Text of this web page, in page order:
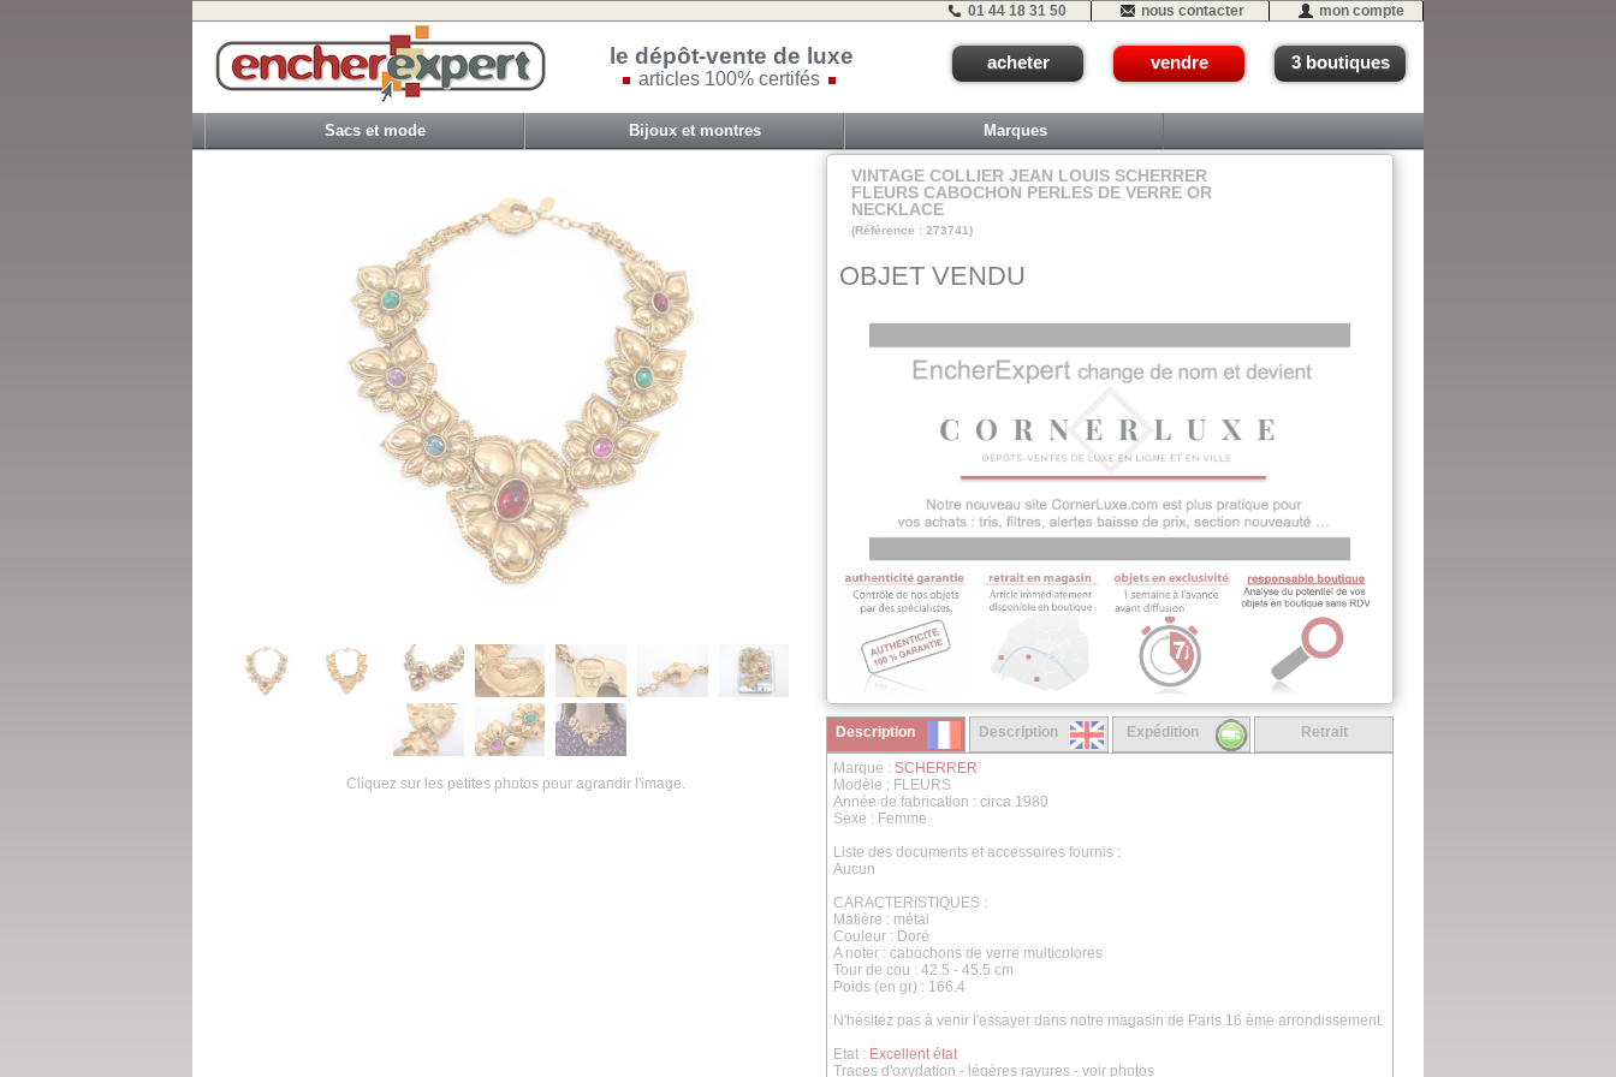
01 44 18 31 50 nous contacter mon compte
le dépôt-vente de luxe
articles 100% certifés
acheter vendre 3 boutiques
Sacs et mode Bijoux et montres Marques
Cliquez sur les petites photos pour agrandir l'image.
VINTAGE COLLIER JEAN LOUIS SCHERRER
FLEURS CABOCHON PERLES DE VERRE OR
NECKLACE
(Référence : 273741)
OBJET VENDU
Description Description Expédition Retrait
Marque : SCHERRER
Modèle : FLEURS
Année de fabrication : circa 1980
Sexe : Femme
Liste des documents et accessoires fournis :
Aucun
CARACTERISTIQUES :
Matière : métal
Couleur : Doré
A noter : cabochons de verre multicolores
Tour de cou : 42.5 - 45.5 cm
Poids (en gr) : 166.4
N'hésitez pas à venir l'essayer dans notre magasin de Paris 16 ème arrondissement.
Etat : Excellent état
Traces d'oxydation - légères rayures - voir photos